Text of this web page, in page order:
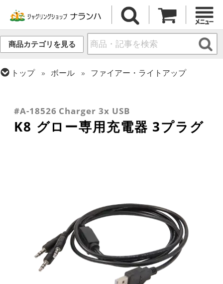
商品カテゴリを見る
トップ ボール
ファイアー・ライトアップ
#A-18526 Charger 3x USB
K8 グロー専用充電器 3プラグ